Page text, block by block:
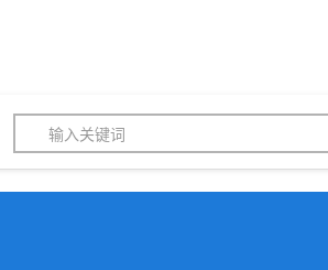
- 工业标识解